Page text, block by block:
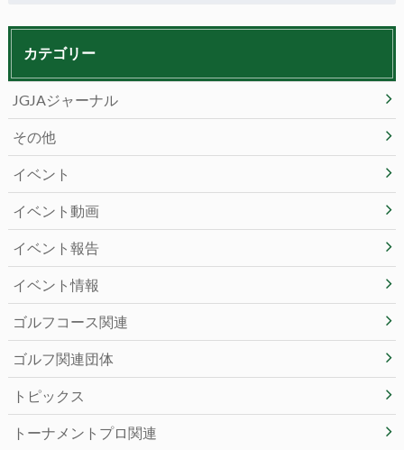
カテゴリー
JGJAジャーナル
その他
イベント
イベント動画
イベント報告
イベント情報
ゴルフコース関連
ゴルフ関連団体
トピックス
トーナメントプロ関連